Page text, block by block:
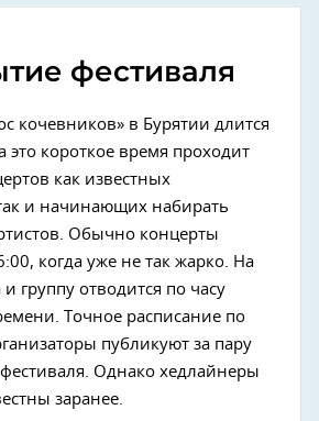
фестиваля
кочевников» в Бурятии длится
это короткое время проходит
как известных
и начинающих набирать
Обычно концерты
когда уже не так жарко. На
и группу отводится по часу
Точное расписание по
публикуют за пару
Однако хедлайнеры
заранее.